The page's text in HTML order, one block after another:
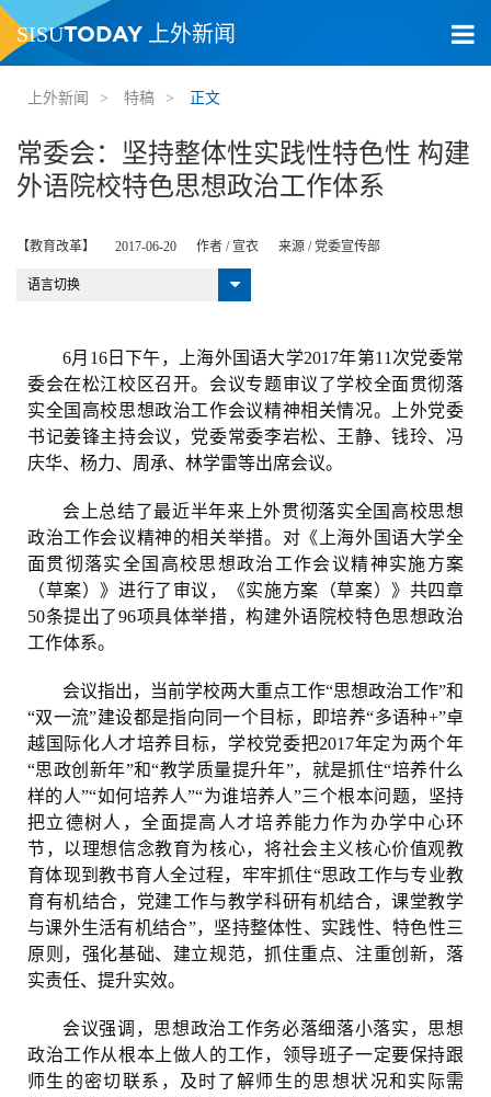
SISUTODAY 上外新闻
上外新闻 > 特稿 > 正文
常委会：坚持整体性实践性特色性 构建
外语院校特色思想政治工作体系
【教育改革】 2017-06-20 作者 / 宣衣 来源 /党委宣传部
语言切换
6月16日下午，上海外国语大学2017年第11次党委常
委会在松江校区召开。会议专题审议了学校全面贯彻落
实全国高校思想政治工作会议精神相关情况。上外党委
书记姜锋主持会议，党委常委李岩松、王静、钱玲、冯
庆华、杨力、周承、林学雷等出席会议。
会上总结了最近半年来上外贯彻落实全国高校思想
政治工作会议精神的相关举措。对《上海外国语大学全
面贯彻落实全国高校思想政治工作会议精神实施方案
（草案）》进行了审议，《实施方案（草案）》共四章
50条提出了96项具体举措，构建外语院校特色思想政治
工作体系。
会议指出，当前学校两大重点工作“思想政治工作”和
“双一流”建设都是指向同一个目标，即培养“多语种+”卓
越国际化人才培养目标，学校党委把2017年定为两个年
“思政创新年”和“教学质量提升年”，就是抓住“培养什么
样的人”“如何培养人”“为谁培养人”三个根本问题，坚持
把立德树人，全面提高人才培养能力作为办学中心环
节，以理想信念教育为核心，将社会主义核心价值观教
育体现到教书育人全过程，牢牢抓住“思政工作与专业教
育有机结合，党建工作与教学科研有机结合，课堂教学
与课外生活有机结合”，坚持整体性、实践性、特色性三
原则，强化基础、建立规范，抓住重点、注重创新，落
实责任、提升实效。
会议强调，思想政治工作务必落细落小落实，思想
政治工作从根本上做人的工作，领导班子一定要保持跟
师生的密切联系，及时了解师生的思想状况和实际需